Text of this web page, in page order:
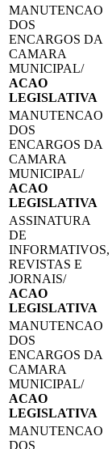
MANUTENCAO
DOS
ENCARGOS DA
CAMARA
MUNICIPAL/
ACAO
LEGISLATIVA
MANUTENCAO
DOS
ENCARGOS DA
CAMARA
MUNICIPAL/
ACAO
LEGISLATIVA
ASSINATURA
DE
INFORMATIVOS,
REVISTAS E
JORNAIS/
ACAO
LEGISLATIVA
MANUTENCAO
DOS
ENCARGOS DA
CAMARA
MUNICIPAL/
ACAO
LEGISLATIVA
MANUTENCAO
DOS